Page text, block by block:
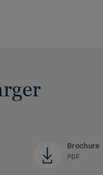
Brochure
PDF